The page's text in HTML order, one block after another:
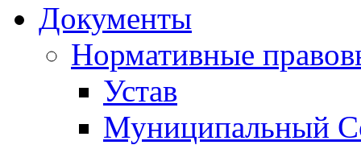
Документы
Нормативные
Устав
Муниципальный